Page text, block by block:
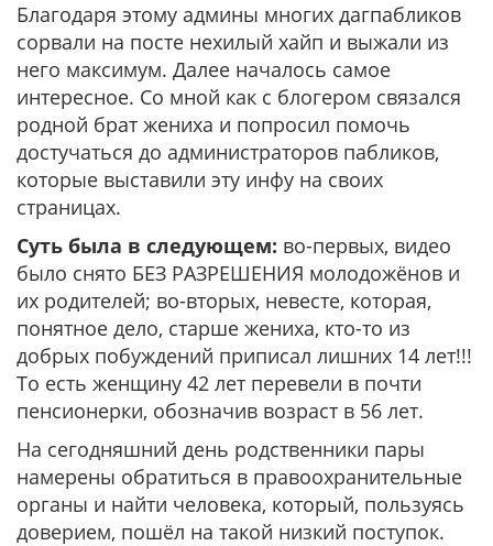
Благодаря этому админы многих дагпабликов
сорвали на посте нехилый хайп и выжали из
него максимум. Далее началось самое
интересное. Со мной как с блогером связался
родной брат жениха и попросил помочь
достучаться до администраторов пабликов,
которые выставили эту инфу на своих
страницах.
Суть была в следующем: во-первых, видео
было снято БЕЗ РАЗРЕШЕНИЯ молодожёнов и
их родителей; во-вторых, невесте, которая,
понятное дело, старше жениха, кто-то из
добрых побуждений приписал лишних 14 лет!!!
То есть женщину 42 лет перевели в почти
пенсионерки, обозначив возраст в 56 лет.
На сегодняшний день родственники пары
намерены обратиться в правоохранительные
органы и найти человека, который, пользуясь
доверием, пошёл на такой низкий поступок.